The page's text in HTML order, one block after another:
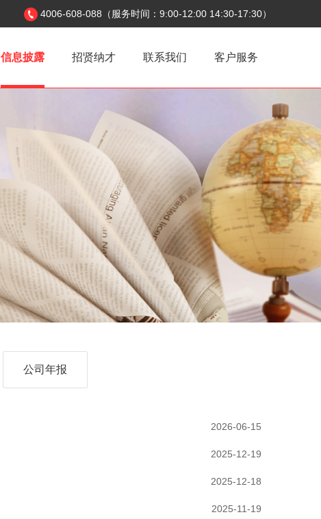
4006-608-088（服务时间：9:00-12:00 14:30-17:30）
信息披露 招贤纳才 联系我们 客户服务
公司年报
2026-06-15
2025-12-19
2025-12-18
2025-11-19